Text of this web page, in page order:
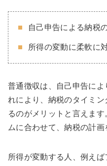
自己申告による納税
所得の変動に柔軟に
普通徴収は、自己申告に
れにより、納税のタイミ
るのがメリットと言えま
ムに合わせて、納税の計画
所得が変動する人、例え